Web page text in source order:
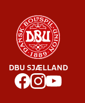
DBU SJÆLLAND